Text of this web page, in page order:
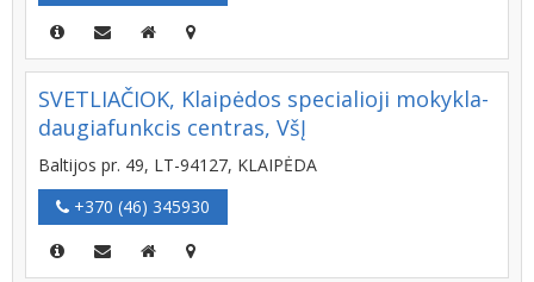
SVETLIAČIOK, Klaipėdos specialioji mokykla-
daugiafunkcis centras, VšĮ
Baltijos pr. 49, LT-94127, KLAIPĖDA
+370 (46) 345930